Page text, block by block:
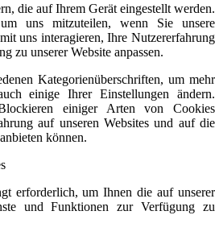
die auf Ihrem Gerät eingestellt werden.
uns mitzuteilen, wenn Sie unsere
uns interagieren, Ihre Nutzererfahrung
zu unserer Website anpassen.
Kategorienüberschriften, um mehr
einige Ihrer Einstellungen ändern.
einiger Arten von Cookies
auf unseren Websites und auf die
können.
erforderlich, um Ihnen die auf unserer
und Funktionen zur Verfügung zu